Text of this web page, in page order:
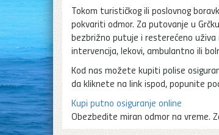
Tokom turističkog ili poslovnog
pokvariti odmor. Za putovanje u
bezbrižno putuje i resterećeno uživa
intervencija, lekovi, ambulantno ili
Kod nas možete kupiti polise
da kliknete na link ispod, popunite
Kupi putno osiguranje online
Obezbedite miran odmor na vreme.